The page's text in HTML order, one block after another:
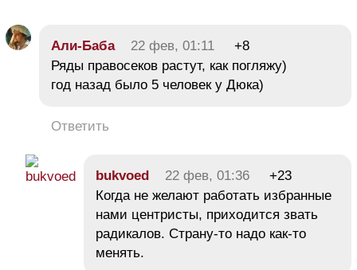
Али-Баба 22 фев, 01:11
+8
Ряды правосеков растут, как погляжу)
год назад было 5 человек у Дюка)
Ответить
bukvoed 22 фев, 01:36
+23
Когда не желают работать избранные
нами центристы, приходится звать
радикалов. Страну-то надо как-то
менять.